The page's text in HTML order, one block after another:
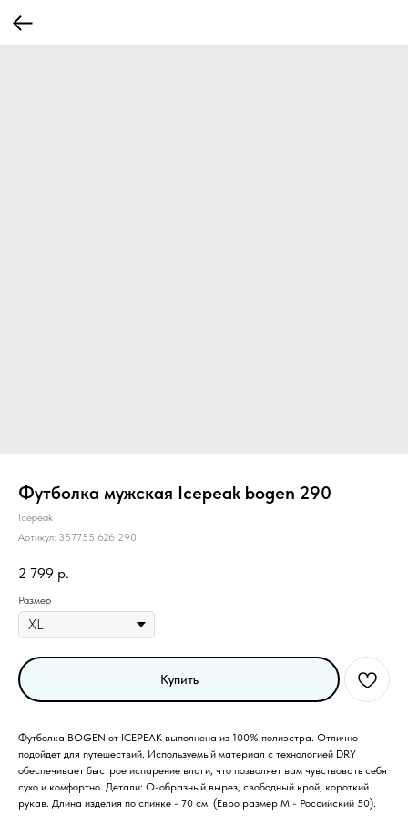
Футболка мужская Icepeak bogen 290
Icepeak
Артикул: 357755 626 290
2 799 р.
Размер
Купить
Футболка BOGEN от ICEPEAK выполнена из 100% полиэстра. Отлично
подойдет для путешествий. Используемый материал с технологией DRY
обеспечивает быстрое испарение влаги, что позволяет вам чувствовать себя
сухо и комфортно. Детали: O-образный вырез, свободный крой, короткий
рукав. Длина изделия по спинке - 70 см. (Евро размер М - Российский 50).